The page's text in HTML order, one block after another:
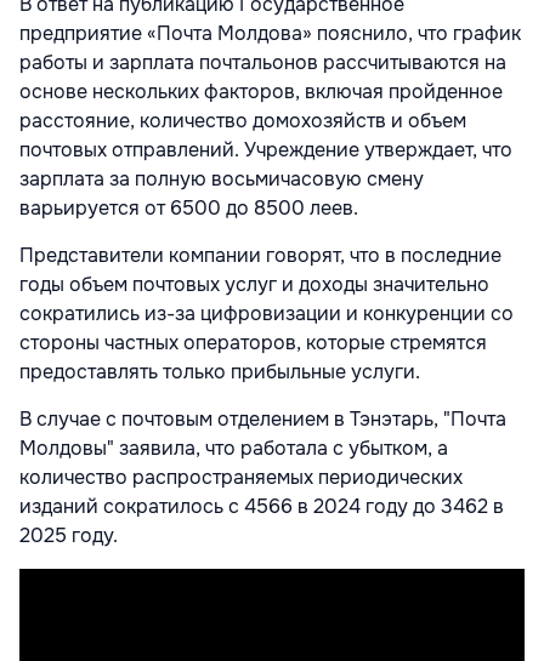
предприятие «Почта Молдова» пояснило, что график
работы и зарплата почтальонов рассчитываются на
основе нескольких факторов, включая пройденное
расстояние, количество домохозяйств и объем
почтовых отправлений. Учреждение утверждает, что
зарплата за полную восьмичасовую смену
варьируется от 6500 до 8500 леев.
Представители компании говорят, что в последние
годы объем почтовых услуг и доходы значительно
сократились из-за цифровизации и конкуренции со
стороны частных операторов, которые стремятся
предоставлять только прибыльные услуги.
В случае с почтовым отделением в Тэнэтарь, "Почта
Молдовы" заявила, что работала с убытком, а
количество распространяемых периодических
изданий сократилось с 4566 в 2024 году до 3462 в
2025 году.